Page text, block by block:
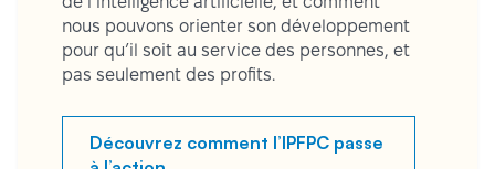
nous pouvons orienter son développement
pour qu’il soit au service des personnes, et
pas seulement des profits.
Découvrez comment l’IPFPC passe